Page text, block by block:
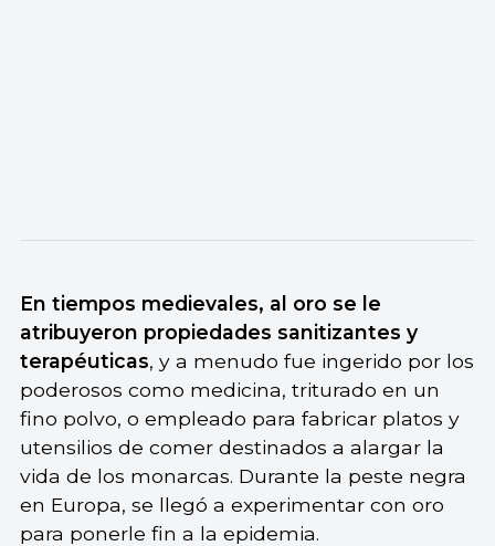
En tiempos medievales, al oro se le
atribuyeron propiedades sanitizantes y
terapéuticas, y a menudo fue ingerido por los
poderosos como medicina, triturado en un
fino polvo, o empleado para fabricar platos y
utensilios de comer destinados a alargar la
vida de los monarcas. Durante la peste negra
en Europa, se llegó a experimentar con oro
para ponerle fin a la epidemia.